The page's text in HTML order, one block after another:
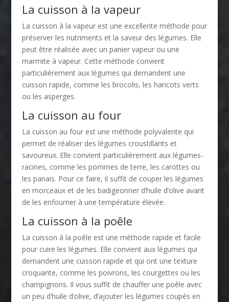
La cuisson à la vapeur
La cuisson à la vapeur est une excellente méthode pour
préserver les nutriments et la saveur des légumes. Elle
peut être réalisée avec un panier vapeur ou une
marmite à vapeur. Cette méthode convient
particulièrement aux légumes qui demandent une
cuisson rapide, comme les brocolis, les haricots verts
ou les asperges.
La cuisson au four
La cuisson au four est une méthode polyvalente qui
permet de réaliser des légumes croustillants et
savoureux. Elle convient particulièrement aux légumes-
racines, comme les pommes de terre, les carottes ou
les panais. Pour ce faire, il suffit de couper les légumes
en morceaux et de les badigeonner d’huile d’olive avant
de les enfourner à une température élevée.
La cuisson à la poêle
La cuisson à la poêle est une méthode rapide et facile
pour cuire les légumes. Elle convient aux légumes qui
demandent une cuisson rapide et qui ont une texture
croquante, comme les poivrons, les courgettes ou les
champignons. Il vous suffit de chauffer une poêle avec
un peu d’huile d’olive, d’ajouter les légumes coupés en